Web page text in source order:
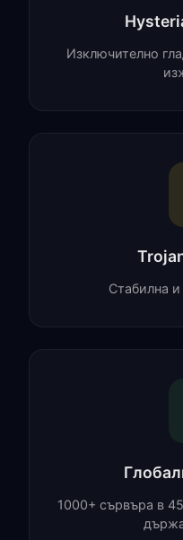
Изключително
Стабилна
1000+ сървъра в